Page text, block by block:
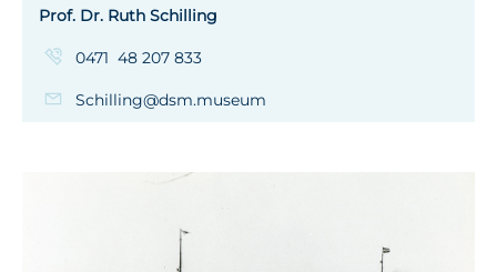
Prof. Dr. Ruth Schilling
0471 48 207 833
Schilling@dsm.museum